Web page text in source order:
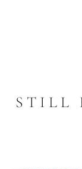
STILL